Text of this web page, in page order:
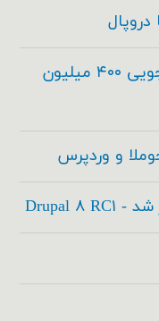
دروپال و آکوئیا برای صرفه جویی ۴۰۰ میلیون
و وردپرس